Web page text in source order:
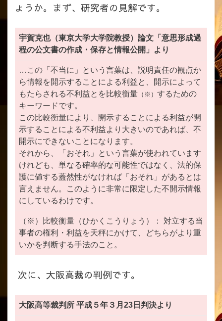
ょうか。まず、研究者の見解です。
宇賀克也（東京大学大学院教授）論文「意思形成過
程の公文書の作成・保存と情報公開」より
…この「不当に」という言葉は、説明責任の観点か
ら情報を開示することによる利益と、開示によって
もたらされる不利益とを比較衡量 （※） するための
キーワードです。
この比較衡量により、開示することによる利益が開
示することによる不利益より大きいのであれば、不
開示にできないことになります。
それから、「おそれ」という言葉が使われています
けれども、単なる確率的な可能性ではなく、法的保
護に値する蓋然性がなければ「おそれ」があるとは
言えません。このように非常に限定した不開示情報
にしているわけです。
（※）比較衡量（ひかくこうりょう）： 対立する当
事者の権利・利益を天秤にかけて、どちらがより重
いかを判断する手法のこと。
次に、大阪高裁の判例です。
大阪高等裁判所 平成５年３月23日判決より